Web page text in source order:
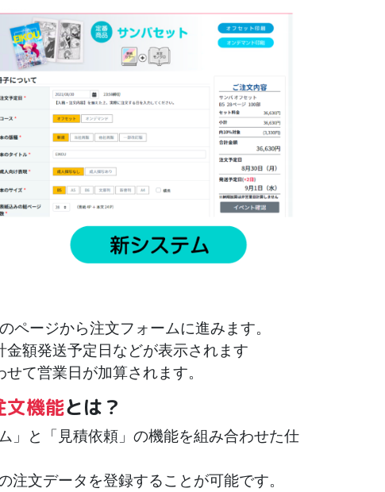
ージから注文フォームに進みます。
額発送予定日などが表示されます
て営業日が加算されます。
文機能とは？
」と「見積依頼」の機能を組み合わせた仕
文データを登録することが可能です。